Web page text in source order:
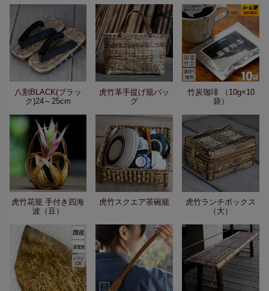
八割BLACK(ブラッ
ク)24～25cm
虎竹革手提げ籠バッ
グ
竹炭珈琲 （10g×10
袋）
虎竹花籠 手付き四海
波（豆）
虎竹スクエア茶碗籠
虎竹ランチボックス
（大）